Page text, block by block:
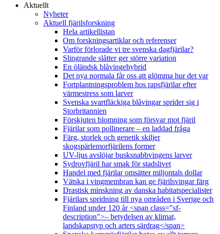
Aktuellt
Nyheter
Aktuell fjärilsforskning
Hela artikellistan
Om forskningsartiklar och referenser
Varför förlorade vi tre svenska dagfjärilar?
Slingrande slåtter ger större variation
En öländsk blåvingehybrid
Det nya normala får oss att glömma hur det var
Fortplantningsproblem hos rapsfjärilar efter
värmestress som larver
Svenska svartfläckiga blåvingar sprider sig i
Storbritannien
Förskjuten blomning som försvar mot fjäril
Fjärilar som pollinerare – en laddad fråga
Färg, storlek och genetik skiljer
skogspärlemorfjärilens former
UV-ljus avslöjar busksnabbvingens larver
Sydrovfjäril har smak för stadslivet
Handel med fjärilar omsätter miljontals dollar
Vätska i vingmembran kan ge fjärilsvingar färg
Drastisk minskning av danska habitatspecialister
Fjärilars spridning till nya områden i Sverige och
Finland under 120 år <span class="sf-
description">– betydelsen av klimat,
landskapstyp och arters särdrag</span>